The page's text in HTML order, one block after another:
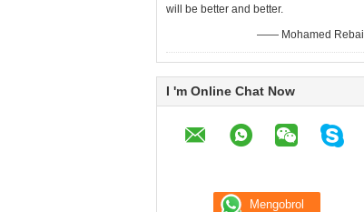
will be better and better.
—— Mohamed Rebai
I 'm Online Chat Now